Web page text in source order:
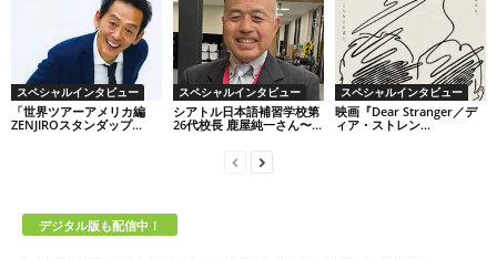
スペシャルインタビュー
「世界ツアーアメリカ編
ZENJIROスタンダップ...
スペシャルインタビュー
シアトル日本語補習学校第
26代校長 鹿屋純一さん〜...
スペシャルインタビュー
映画『Dear Stranger／デ
ィア・ストレン...
デジタル版も配信中！